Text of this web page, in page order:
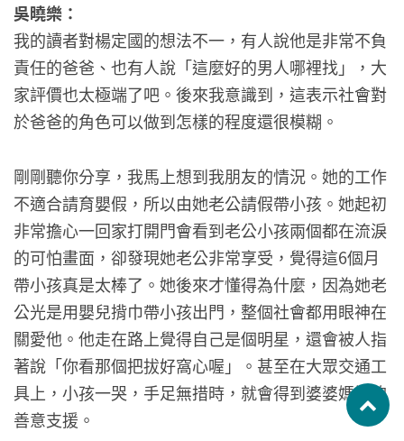
吳曉樂：
我的讀者對楊定國的想法不一，有人說他是非常不負
責任的爸爸、也有人說「這麼好的男人哪裡找」，大
家評價也太極端了吧。後來我意識到，這表示社會對
於爸爸的角色可以做到怎樣的程度還很模糊。
剛剛聽你分享，我馬上想到我朋友的情況。她的工作
不適合請育嬰假，所以由她老公請假帶小孩。她起初
非常擔心一回家打開門會看到老公小孩兩個都在流淚
的可怕畫面，卻發現她老公非常享受，覺得這6個月
帶小孩真是太棒了。她後來才懂得為什麼，因為她老
公光是用嬰兒揹巾帶小孩出門，整個社會都用眼神在
關愛他。他走在路上覺得自己是個明星，還會被人指
著說「你看那個把拔好窩心喔」。甚至在大眾交通工
具上，小孩一哭，手足無措時，就會得到婆婆媽媽的
善意支援。